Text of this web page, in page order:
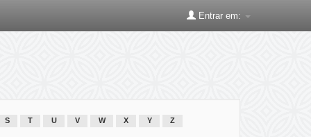
Entrar em:
S T U V W X Y Z